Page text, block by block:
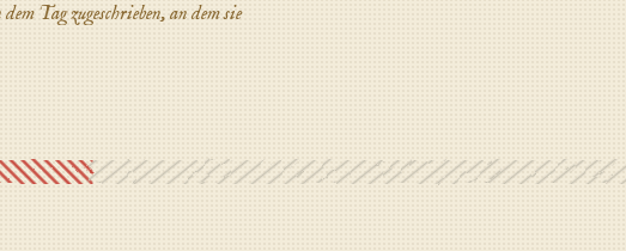
Tag zugeschrieben, an dem sie